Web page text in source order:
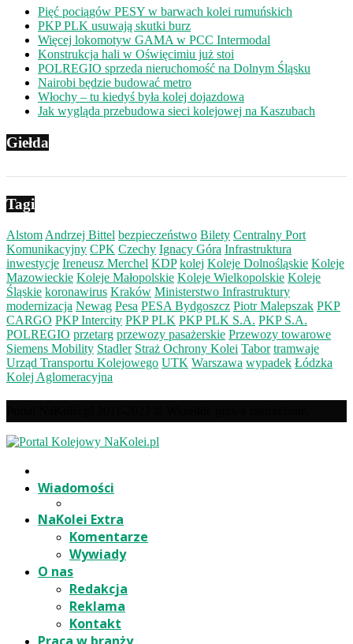
Pięć pociągów PESY w barwach kolei rumuńskich
PKP PLK usuwają skutki burz
Więcej lokomotyw GAMA w PCC Intermodal
Konstrukcja hali w Oświęcimiu już stoi
POLREGIO sprzeda nieruchomość na Dolnym Śląsku
Nairobi będzie budować metro
Włochy – tu kiedyś była kolej dojazdowa
Jak wygląda przebudowa sieci kolejowej na Kaszubach
Giełda
Tagi
Alstom Andrzej Bittel bezpieczeństwo Bilety Centralny Port
Komunikacyjny CPK Czechy Ignacy Góra Infrastruktura
inwestycje Ireneusz Merchel KDP kolej Koleje Dolnośląskie Koleje
Mazowieckie Koleje Małopolskie Koleje Wielkopolskie Koleje
Śląskie koronawirus Kraków Ministerstwo Infrastruktury
modernizacja Newag Pesa PESA Bydgoszcz Piotr Malepszak PKP
CARGO PKP Intercity PKP PLK PKP PLK S.A. PKP S.A.
POLREGIO przetarg przewozy pasażerskie Przewozy towarowe
Siemens Mobility Stadler Straż Ochrony Kolei Tabor tramwaje
Urząd Transportu Kolejowego UTK Warszawa wypadek Łódzka
Kolej Aglomeracyjna
Wiadomości
NaKolei Extra
Komentarze
Wywiady
O nas
Redakcja
Reklama
Kontakt